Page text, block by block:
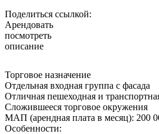
Поделиться ссылкой:
Арендовать
посмотреть
описание
Торговое назначение
Отдельная входная группа с фасада
Отличная пешеходная и
Сложившееся торговое окружения
МАП (арендная плата в месяц): 200
Особенности: